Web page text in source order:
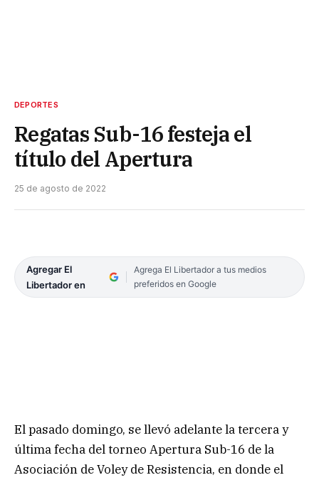
DEPORTES
Regatas Sub-16 festeja el
título del Apertura
25 de agosto de 2022
Agregar El
Libertador en
Agrega El Libertador a tus medios
preferidos en Google
El pasado domingo, se llevó adelante la tercera y
última fecha del torneo Apertura Sub-16 de la
Asociación de Voley de Resistencia, en donde el